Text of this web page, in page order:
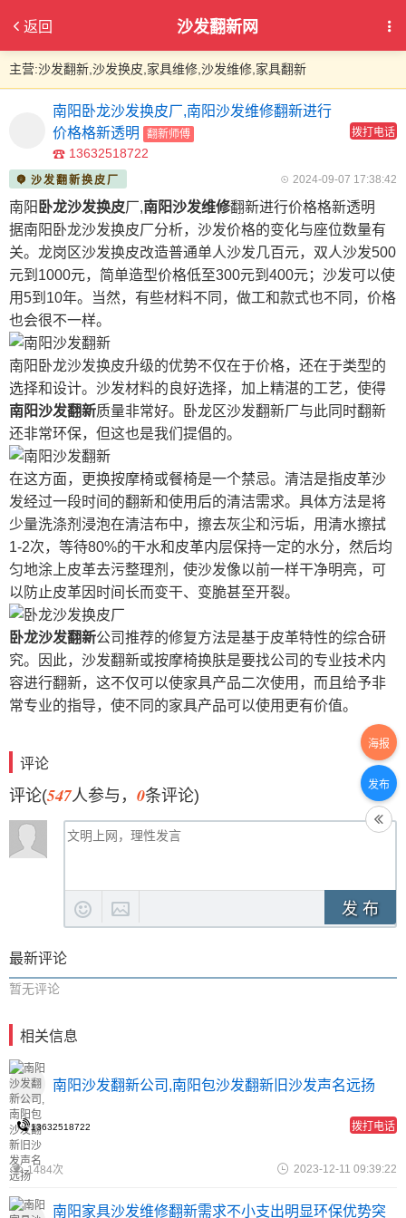
返回 沙发翻新网
主营:沙发翻新,沙发换皮,家具维修,沙发维修,家具翻新
南阳卧龙沙发换皮厂,南阳沙发维修翻新进行
价格格新透明
翻新师傅
13632518722
拨打电话
沙发翻新换皮厂 2024-09-07 17:38:42
南阳 卧龙沙发换皮厂,南阳沙发维修翻新进行价格格新透明
据南阳卧龙沙发换皮厂分析，沙发价格的变化与座位数量有
关。龙岗区沙发换皮改造普通单人沙发几百元，双人沙发500
元到1000元，简单造型价格低至300元到400元；沙发可以使
用5到10年。当然，有些材料不同，做工和款式也不同，价格
也会很不一样。
南阳卧龙沙发换皮升级的优势不仅在于价格，还在于类型的
选择和设计。沙发材料的良好选择，加上精湛的工艺，使得
南阳沙发翻新质量非常好。卧龙区沙发翻新厂与此同时翻新
还非常环保，但这也是我们提倡的。
在这方面，更换按摩椅或餐椅是一个禁忌。清洁是指皮革沙
发经过一段时间的翻新和使用后的清洁需求。具体方法是将
少量洗涤剂浸泡在清洁布中，擦去灰尘和污垢，用清水擦拭
1-2次，等待80%的干水和皮革内层保持一定的水分，然后均
匀地涂上皮革去污整理剂，使沙发像以前一样干净明亮，可
以防止皮革因时间长而变干、变脆甚至开裂。
卧龙沙发翻新公司推荐的修复方法是基于皮革特性的综合研
究。因此，沙发翻新或按摩椅换肤是要找公司的专业技术内
容进行翻新，这不仅可以使家具产品二次使用，而且给予非
常专业的指导，使不同的家具产品可以使用更有价值。
海报
发布
评论
评论(547人参与， 0条评论)
发 布
最新评论
暂无评论
相关信息
南阳沙发翻新公司,南阳包沙发翻新旧沙发声名远扬
13632518722 拨打电话
1484次 2023-12-11 09:39:22
南阳家具沙发维修翻新需求不小支出明显环保优势突